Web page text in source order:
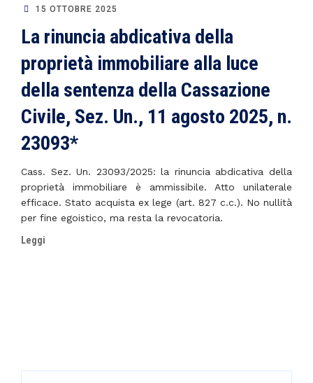
15 OTTOBRE 2025
La rinuncia abdicativa della
proprietà immobiliare alla luce
della sentenza della Cassazione
Civile, Sez. Un., 11 agosto 2025, n.
23093*
Cass. Sez. Un. 23093/2025: la rinuncia abdicativa della
proprietà immobiliare è ammissibile. Atto unilaterale
efficace. Stato acquista ex lege (art. 827 c.c.). No nullità
per fine egoistico, ma resta la revocatoria.
Leggi